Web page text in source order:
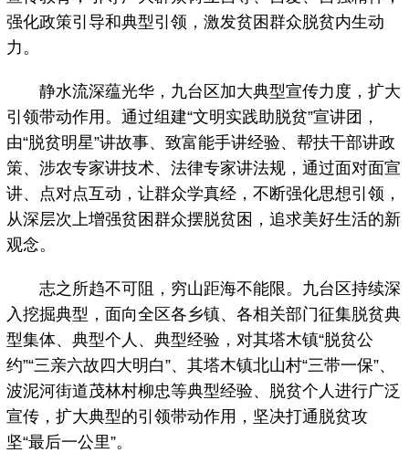
强化政策引导和典型引领，激发贫困群众脱贫内生动
力。
静水流深蕴光华，九台区加大典型宣传力度，扩大
引领带动作用。通过组建“文明实践助脱贫”宣讲团，
由“脱贫明星”讲故事、致富能手讲经验、帮扶干部讲政
策、涉农专家讲技术、法律专家讲法规，通过面对面宣
讲、点对点互动，让群众学真经，不断强化思想引领，
从深层次上增强贫困群众摆脱贫困，追求美好生活的新
观念。
志之所趋不可阻，穷山距海不能限。九台区持续深
入挖掘典型，面向全区各乡镇、各相关部门征集脱贫典
型集体、典型个人、典型经验，对其塔木镇“脱贫公
约”“三亲六故四大明白”、其塔木镇北山村“三带一保”、
波泥河街道茂林村柳忠等典型经验、脱贫个人进行广泛
宣传，扩大典型的引领带动作用，坚决打通脱贫攻
坚“最后一公里”。